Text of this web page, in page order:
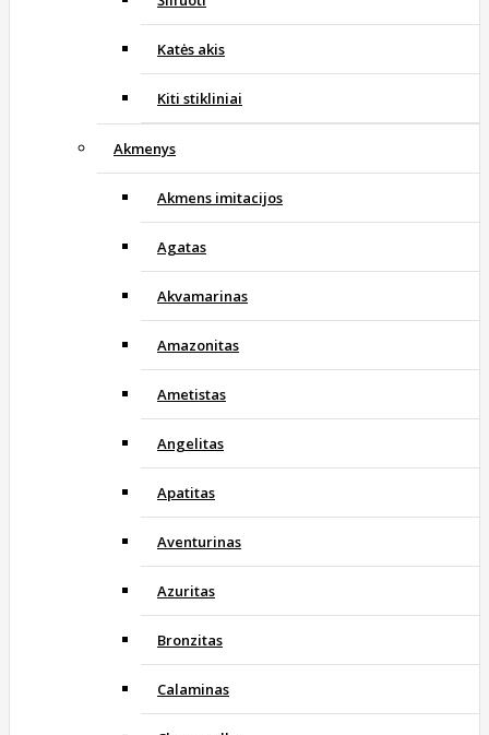
Katės akis
Kiti stikliniai
Akmenys
Akmens imitacijos
Agatas
Akvamarinas
Amazonitas
Ametistas
Angelitas
Apatitas
Aventurinas
Azuritas
Bronzitas
Calaminas